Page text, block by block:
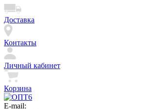
Доставка
Контакты
Личный кабинет
Корзина
E-mail: